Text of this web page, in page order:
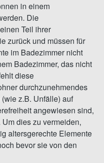
in einem
Die
Teil ihrer
zurück und müssen für
im Badezimmer nicht
Badezimmer, das nicht
diese
durchzunehmendes
z.B. Unfälle) auf
angewiesen sind,
dies zu vermeiden,
altersgerechte Elemente
bevor sie von den